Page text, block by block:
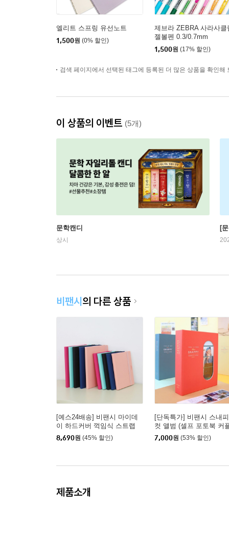
엘리트 스프링 유선노트
1,500원 (0% 할인)
제브라 ZEBRA 사라사클
젤볼펜 0.3/0.7mm
1,500원 (17% 할인)
검색 페이지에서 선택된 태그에 등록된 더 많은 상품을 확인해
이 상품의 이벤트 (5개)
문학캔디
상시
[
비팬시의 다른 상품
[예스24배송] 비팬시 마이데
이 하드커버 꺽임식 스트랩
만년 다이어리 양장노트 A5,
B6
8,690원 (45% 할인)
[단독특가] 비팬시 스내
컷 앨범 (셀프 포토북 커
물 포켓 스크랩북 사진
사진첩)
7,000원 (53% 할인)
제품소개